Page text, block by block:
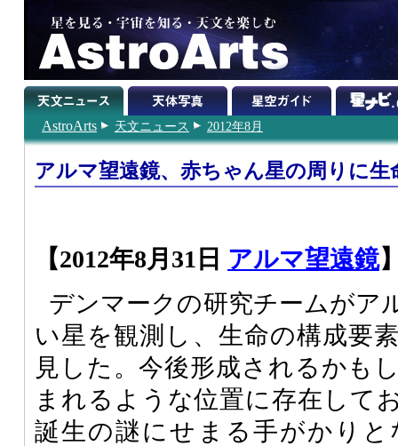
AstroArts 天文ニュース 2012年8月
アルマ望遠鏡、赤ちゃん星の周りに生
【2012年8月31日 アルマ望遠鏡
デンマークの研究チームがア
い星を観測し、生命の構成要
見した。今後形成されるかも
まれるような位置に存在して
誕生の謎にせまる手がかり